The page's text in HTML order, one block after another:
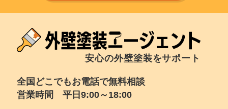
安心の外壁塗装をサポート
全国どこでもお電話で無料相談
営業時間 平日9:00～18:00